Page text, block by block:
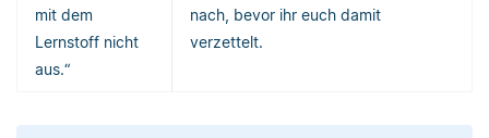
mit dem
Lernstoff nicht
aus.“
nach, bevor ihr euch damit
verzettelt.